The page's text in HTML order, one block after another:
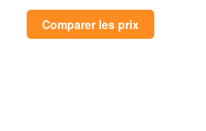
Comparer les prix